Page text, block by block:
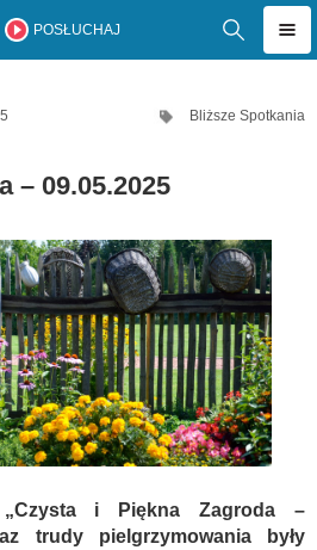
POSŁUCHAJ
Bliższe Spotkania
– 09.05.2025
i Piękna Zagroda –
trudy pielgrzymowania były